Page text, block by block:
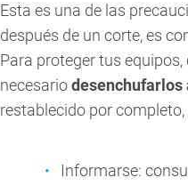
Esta es una de las
después de un corte, es
Para proteger tus
necesariodesenchufarlos
restablecido por
Informarse: